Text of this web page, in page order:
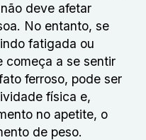
deve afetar
No entanto, se
fatigada ou
começa a se sentir
ferroso, pode ser
física e,
no apetite, o
de peso.